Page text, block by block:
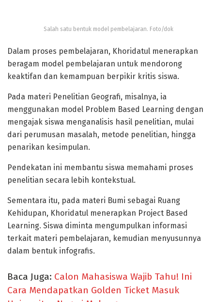
Salah satu bentuk model pembelajaran. Foto/dok
Dalam proses pembelajaran, Khoridatul menerapkan
beragam model pembelajaran untuk mendorong
keaktifan dan kemampuan berpikir kritis siswa.
Pada materi Penelitian Geografi, misalnya, ia
menggunakan model Problem Based Learning dengan
mengajak siswa menganalisis hasil penelitian, mulai
dari perumusan masalah, metode penelitian, hingga
penarikan kesimpulan.
Pendekatan ini membantu siswa memahami proses
penelitian secara lebih kontekstual.
Sementara itu, pada materi Bumi sebagai Ruang
Kehidupan, Khoridatul menerapkan Project Based
Learning. Siswa diminta mengumpulkan informasi
terkait materi pembelajaran, kemudian menyusunnya
dalam bentuk infografis.
Baca Juga: Calon Mahasiswa Wajib Tahu! Ini
Cara Mendapatkan Golden Ticket Masuk